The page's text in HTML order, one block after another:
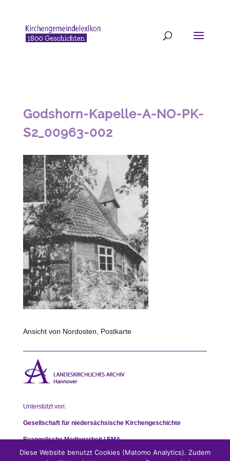
Godshorn-Kapelle-A-NO-PK-
S2_00963-002
Ansicht von Nordosten, Postkarte
Unterstützt von:
Gesellschaft für niedersächsische Kirchengeschichte
Evangelische Medienarbeit | EMA
Diese Website benutzt Cookies (Matomo Analytics). Zudem